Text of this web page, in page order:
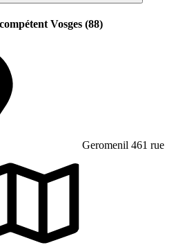
Vosges (88)
Geromenil 461 rue